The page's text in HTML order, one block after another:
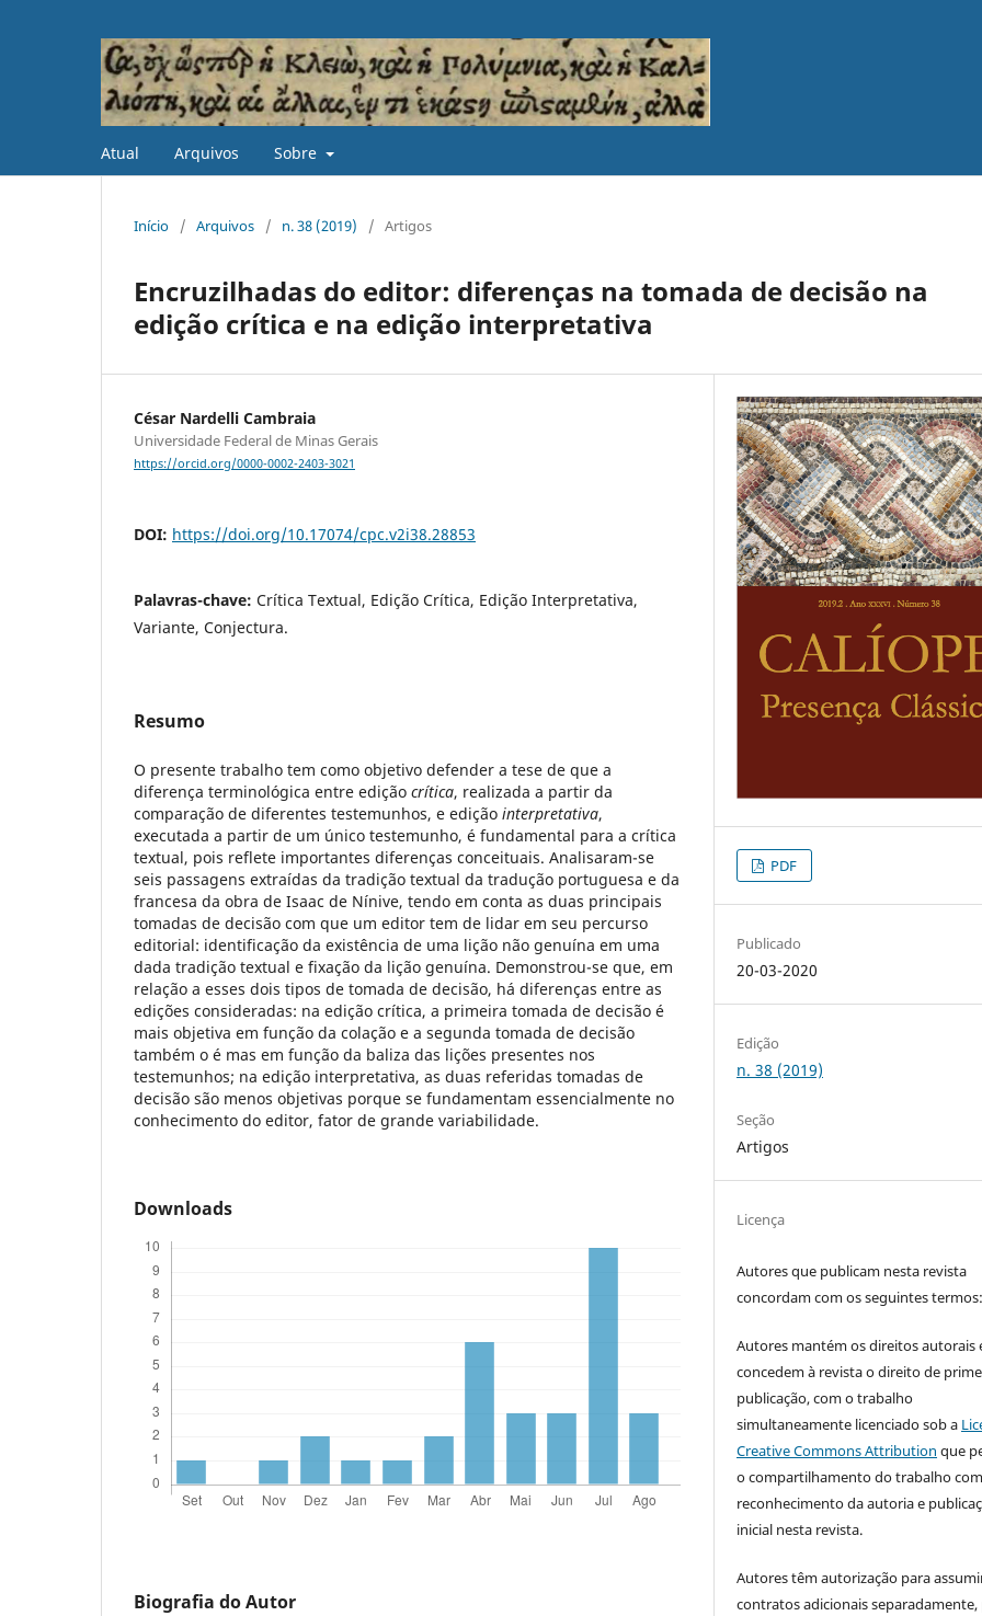
Atual Arquivos Sobre
Início / Arquivos / n. 38 (2019) / Artigos
Encruzilhadas do editor: diferenças na tomada de decisão na
edição crítica e na edição interpretativa
César Nardelli Cambraia
Universidade Federal de Minas Gerais
https://orcid.org/0000-0002-2403-3021
DOI: https://doi.org/10.17074/cpc.v2i38.28853
Palavras-chave: Crítica Textual, Edição Crítica, Edição Interpretativa,
Variante, Conjectura.
Resumo
O presente trabalho tem como objetivo defender a tese de que a
diferença terminológica entre edição crítica, realizada a partir da
comparação de diferentes testemunhos, e edição interpretativa,
executada a partir de um único testemunho, é fundamental para a crítica
textual, pois reflete importantes diferenças conceituais. Analisaram-se
seis passagens extraídas da tradição textual da tradução portuguesa e da
francesa da obra de Isaac de Nínive, tendo em conta as duas principais
tomadas de decisão com que um editor tem de lidar em seu percurso
editorial: identificação da existência de uma lição não genuína em uma
dada tradição textual e fixação da lição genuína. Demonstrou-se que, em
relação a esses dois tipos de tomada de decisão, há diferenças entre as
edições consideradas: na edição crítica, a primeira tomada de decisão é
mais objetiva em função da colação e a segunda tomada de decisão
também o é mas em função da baliza das lições presentes nos
testemunhos; na edição interpretativa, as duas referidas tomadas de
decisão são menos objetivas porque se fundamentam essencialmente no
conhecimento do editor, fator de grande variabilidade.
Downloads
Biografia do Autor
PDF
Publicado
20-03-2020
Edição
n. 38 (2019)
Seção
Artigos
Licença
Autores que publicam nesta revista
concordam com os seguintes termos:
Autores mantém os direitos autorais
concedem à revista o direito de
publicação, com o trabalho
simultaneamente licenciado sob a
Creative Commons Attribution que
o compartilhamento do trabalho com
reconhecimento da autoria e
inicial nesta revista.
Autores têm autorização para
contratos adicionais separadamente,